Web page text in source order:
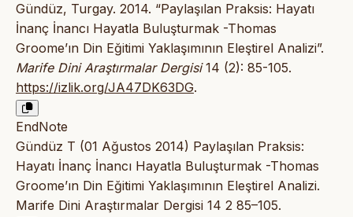
Gündüz, Turgay. 2014. “Paylaşılan Praksis: Hayatı
İnanç İnancı Hayatla Buluşturmak -Thomas
Groome’ın Din Eğitimi Yaklaşımının Eleştirel Analizi”.
Marife Dini Araştırmalar Dergisi14 (2): 85-105.
https://izlik.org/JA47DK63DG.
EndNote
Gündüz T (01 Ağustos 2014) Paylaşılan Praksis:
Hayatı İnanç İnancı Hayatla Buluşturmak -Thomas
Groome’ın Din Eğitimi Yaklaşımının Eleştirel Analizi.
Marife Dini Araştırmalar Dergisi 14 2 85–105.